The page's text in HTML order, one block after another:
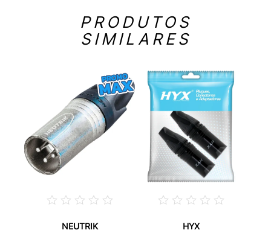
PRODUTOS
SIMILARES
NEUTRIK
HYX